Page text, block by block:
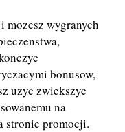
mozesz wygranych
bonusow,
uzyc zwiekszyc
na
stronie promocji.